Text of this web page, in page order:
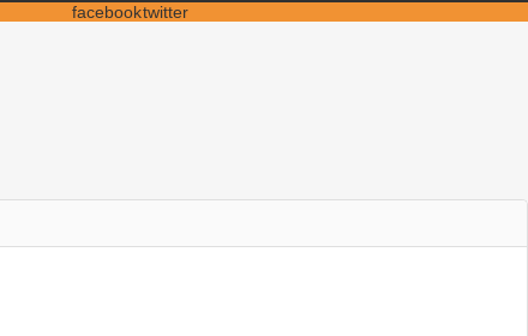
facebooktwitter